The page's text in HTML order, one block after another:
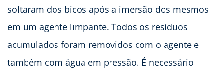
soltaram dos bicos após a imersão dos mesmos
em um agente limpante. Todos os resíduos
acumulados foram removidos com o agente e
também com água em pressão. É necessário